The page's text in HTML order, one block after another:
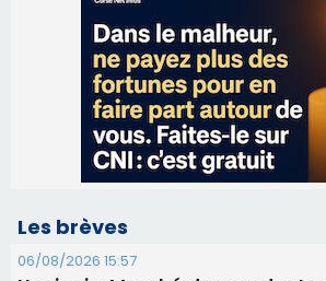
Les brèves
06/08/2026 15:57